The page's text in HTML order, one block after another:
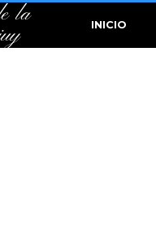
la
INICIO